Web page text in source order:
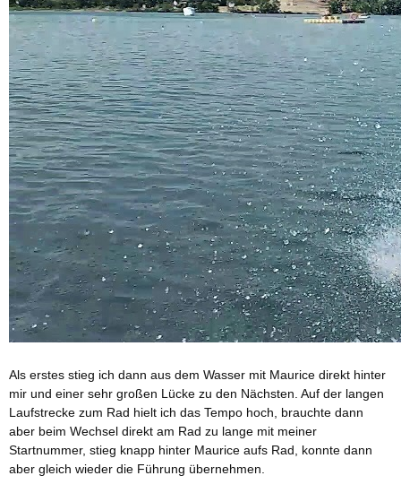
Als erstes stieg ich dann aus dem Wasser mit Maurice direkt hinter
mir und einer sehr großen Lücke zu den Nächsten. Auf der langen
Laufstrecke zum Rad hielt ich das Tempo hoch, brauchte dann
aber beim Wechsel direkt am Rad zu lange mit meiner
Startnummer, stieg knapp hinter Maurice aufs Rad, konnte dann
aber gleich wieder die Führung übernehmen.